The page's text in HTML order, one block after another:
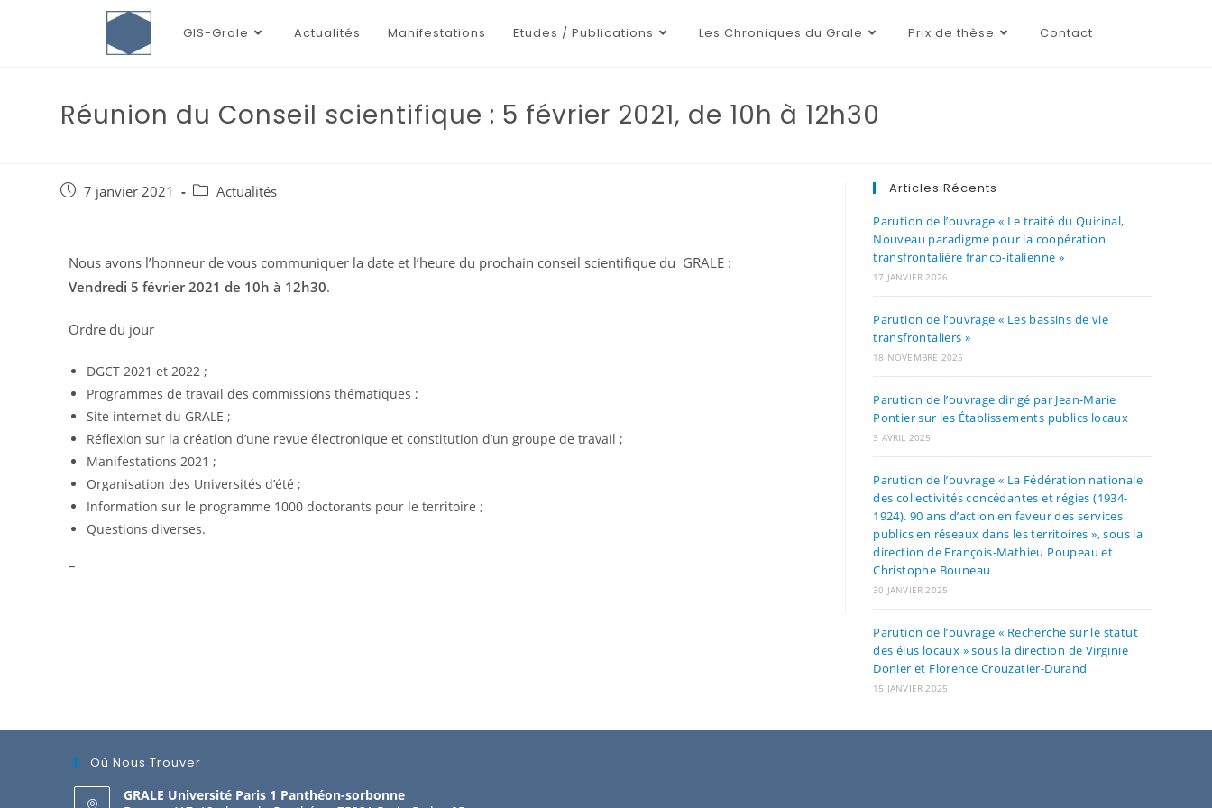
GIS-Grale Actualités Manifestations Etudes / Publications Les Chroniques du Grale Prix de thèse Contact
Réunion du Conseil scientifique : 5 février 2021, de 10h à 12h30
7 janvier 2021 Actualités
Nous avons l’honneur de vous communiquer la date et l’heure du prochain conseil scientifique du GRALE :
Vendredi 5 février 2021 de 10h à 12h30.
Ordre du jour
DGCT 2021 et 2022 ;
Programmes de travail des commissions thématiques ;
Site internet du GRALE ;
Réflexion sur la création d’une revue électronique et constitution d’un groupe de travail ;
Manifestations 2021 ;
Organisation des Universités d’été ;
Information sur le programme 1000 doctorants pour le territoire ;
Questions diverses.
–
Articles Récents
Parution de l’ouvrage « Le traité du Quirinal,
Nouveau paradigme pour la coopération
transfrontalière franco-italienne »
17 JANVIER 2026
Parution de l’ouvrage « Les bassins de vie
transfrontaliers »
18 NOVEMBRE 2025
Parution de l’ouvrage dirigé par Jean-Marie
Pontier sur les Établissements publics locaux
3 AVRIL 2025
Parution de l’ouvrage « La Fédération nationale
des collectivités concédantes et régies (1934-
1924). 90 ans d’action en faveur des services
publics en réseaux dans les territoires », sous la
direction de François-Mathieu Poupeau et
Christophe Bouneau
30 JANVIER 2025
Parution de l’ouvrage « Recherche sur le statut
des élus locaux » sous la direction de Virginie
Donier et Florence Crouzatier-Durand
15 JANVIER 2025
Où Nous Trouver
GRALE Université Paris 1 Panthéon-sorbonne